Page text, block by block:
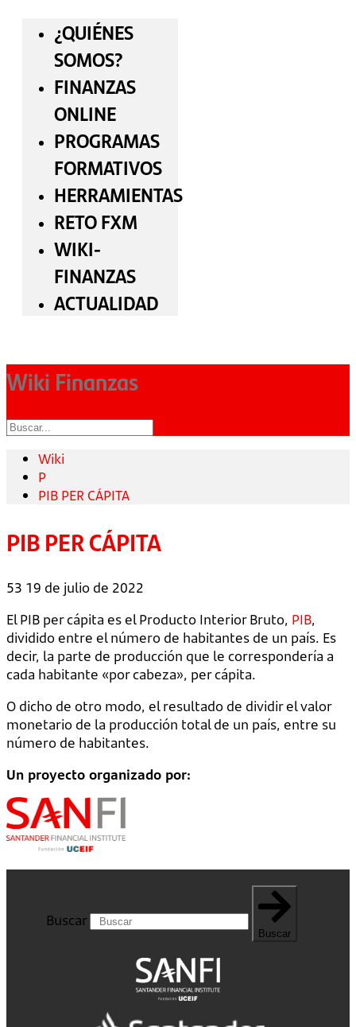
¿QUIÉNES
SOMOS?
FINANZAS
ONLINE
PROGRAMAS
FORMATIVOS
HERRAMIENTAS
RETO FXM
WIKI-
FINANZAS
ACTUALIDAD
Wiki Finanzas
Wiki
P
PIB PER CÁPITA
PIB PER CÁPITA
53 19 de julio de 2022
El PIB per cápita es el Producto Interior Bruto, PIB,
dividido entre el número de habitantes de un país. Es
decir, la parte de producción que le correspondería a
cada habitante «por cabeza», per cápita.
O dicho de otro modo, el resultado de dividir el valor
monetario de la producción total de un país, entre su
número de habitantes.
Un proyecto organizado por:
Buscar
Buscar